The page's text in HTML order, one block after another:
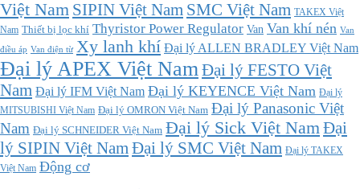
Việt Nam SIPIN Việt Nam SMC Việt Nam TAKEX Việt
Nam Thiết bị lọc khí Thyristor Power Regulator Van Van khí nén Van
điều áp Van điện từ Xy lanh khí Đại lý ALLEN BRADLEY Việt Nam
Đại lý APEX Việt NamĐại lý FESTO Việt
Nam Đại lý IFM Việt Nam Đại lý KEYENCE Việt Nam Đại lý
MITSUBISHI Việt Nam Đại lý OMRON Việt Nam Đại lý Panasonic Việt
Nam Đại lý SCHNEIDER Việt Nam Đại lý Sick Việt NamĐại
lý SIPIN Việt Nam Đại lý SMC Việt Nam Đại lý TAKEX
Việt Nam Động cơ